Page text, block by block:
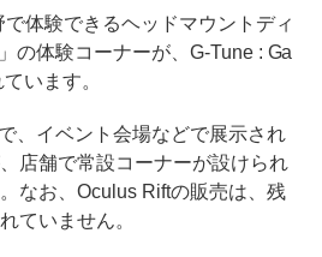
体験できるヘッドマウントディ
の体験コーナーが、G-Tune : Ga
います。
、イベント会場などで展示され
店舗で常設コーナーが設けられ
なお、Oculus Riftの販売は、残
ていません。